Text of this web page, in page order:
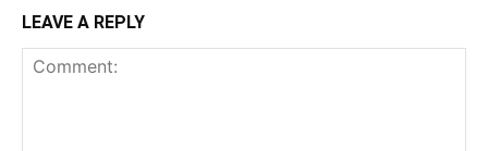
LEAVE A REPLY